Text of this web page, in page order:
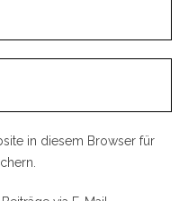
in diesem Browser für